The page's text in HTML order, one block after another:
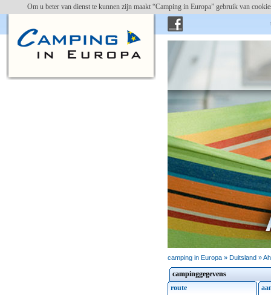
Om u beter van dienst te kunnen zijn maakt “Camping in Europa” gebruik van
camping in Europa » Duitsland »
campinggegevens
route